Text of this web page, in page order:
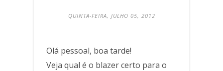
QUINTA-FEIRA, JULHO 05, 2012
Olá pessoal, boa tarde!
Veja qual é o blazer certo para o